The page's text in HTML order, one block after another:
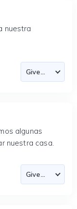
nuestra
algunas
nuestra casa.